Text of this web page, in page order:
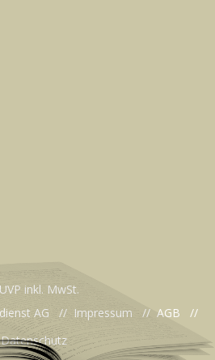
inkl. MwSt.
AG // Impressum // AGB //
Datenschutz